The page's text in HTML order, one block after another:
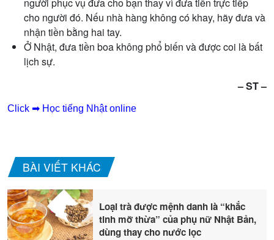
cho người đó. Nếu nhà hàng không có khay, hãy đưa và
nhận tiền bằng hai tay.
Ở Nhật, đưa tiền boa không phổ biến và được coi là bất
lịch sự.
– ST –
Click ➡ Học tiếng Nhật online
BÀI VIẾT KHÁC
Loại trà được mệnh danh là “khắc
tinh mỡ thừa” của phụ nữ Nhật Bản,
dùng thay cho nước lọc